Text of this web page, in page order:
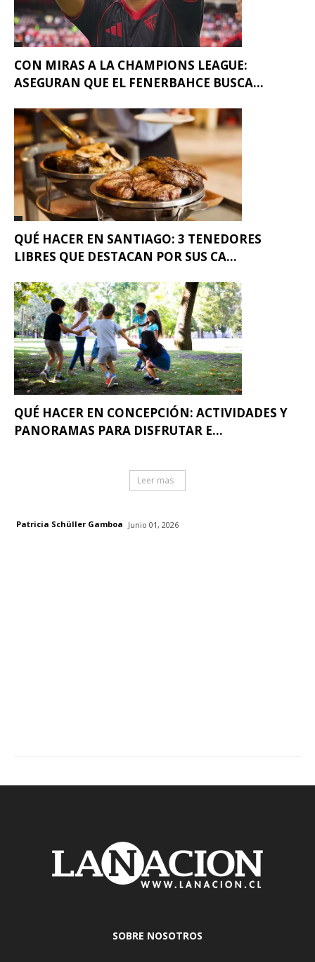
CON MIRAS A LA CHAMPIONS LEAGUE:
ASEGURAN QUE EL FENERBAHCE BUSCA...
QUÉ HACER EN SANTIAGO: 3 TENEDORES
LIBRES QUE DESTACAN POR SUS CA...
QUÉ HACER EN CONCEPCIÓN: ACTIVIDADES Y
PANORAMAS PARA DISFRUTAR E...
Leer mas
Patricia Schüller Gamboa Junio 01, 2026
SOBRE NOSOTROS